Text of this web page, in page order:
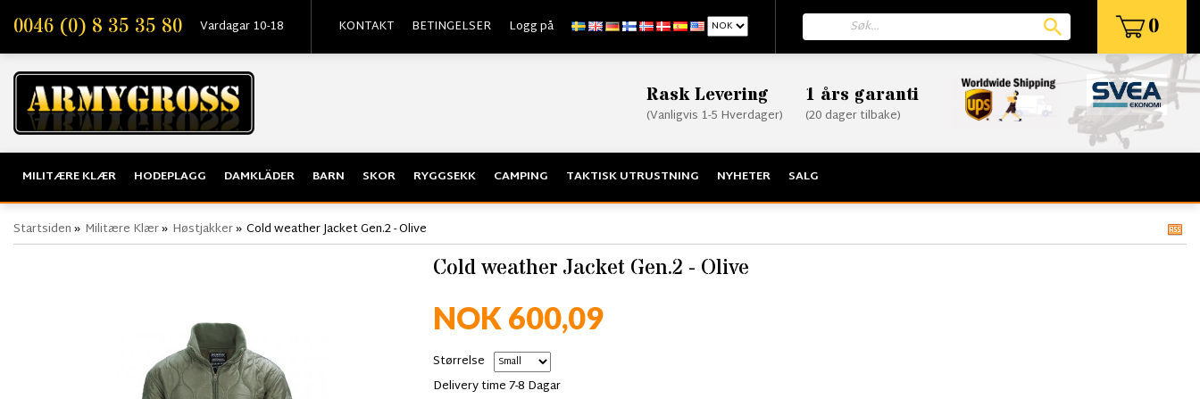
0046 (0) 8 35 35 80 Vardagar 10-18 KONTAKT BETINGELSER Logg på 0
Rask Levering
(Vanligvis 1-5 Hverdager)
1 års garanti
(20 dager tilbake)
MILITÆRE KLÆR HODEPLAGG DAMKLÄDER BARN SKOR RYGGSEKK CAMPING TAKTISK UTRUSTNING NYHETER SALG
Startsiden» Militære Klær» Høstjakker» Cold weather Jacket Gen.2 - Olive
Cold weather Jacket Gen.2 - Olive
NOK 600,09
Størrelse
Delivery time 7-8 Dagar